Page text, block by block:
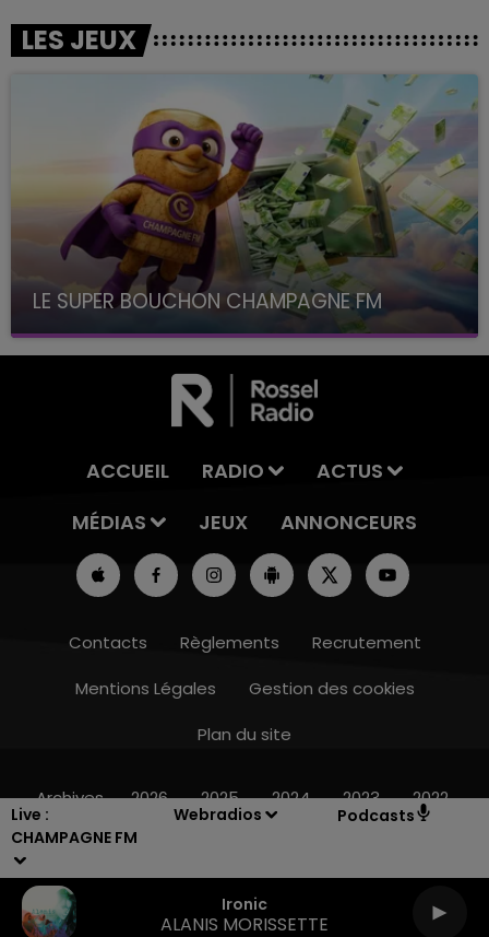
Live :
CHAMPAGNE FM
Webradios Podcasts
Ironic
ALANIS MORISSETTE
10h00 - 14h00
LES JEUX
LE SUPER BOUCHON CHAMPAGNE FM
avec La Famille Champagne FM, à 8H10
ACCUEIL RADIO
ACTUS
MÉDIAS
JEUX ANNONCEURS
Contacts Règlements
Recrutement
Mentions Légales
Gestion des cookies
Plan du site
Archives 2026 2025 2024 2023 2022